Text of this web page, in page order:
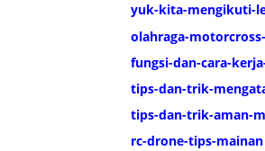
yuk-kita-mengikuti-
olahraga-
fungsi-dan-cara-
tips-dan-trik-
tips-dan-trik-aman-
rc-drone-tips-mainan